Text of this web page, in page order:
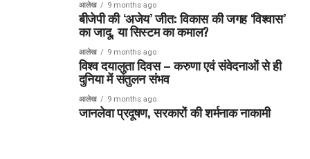
आलेख 9 months ago
बीजेपी की ‘अजेय’ जीत: विकास की जगह ‘विश्वास’
का जादू, या सिस्टम का कमाल?
आलेख 9 months ago
विश्व दयालुता दिवस – करुणा एवं संवेदनाओं से ही
दुनिया में संतुलन संभव
आलेख 9 months ago
जानलेवा प्रदूषण, सरकारों की शर्मनाक नाकामी